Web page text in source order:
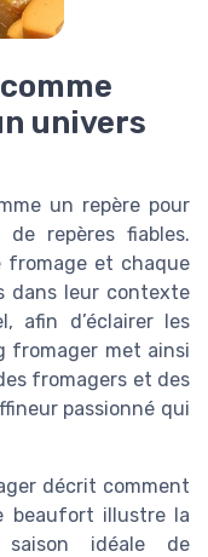
univers
un repère pour
repères fiables.
fromage et chaque
dans leur contexte
afin d’éclairer les
fromager met ainsi
fromagers et des
passionné qui
décrit comment
beaufort illustre la
idéale de